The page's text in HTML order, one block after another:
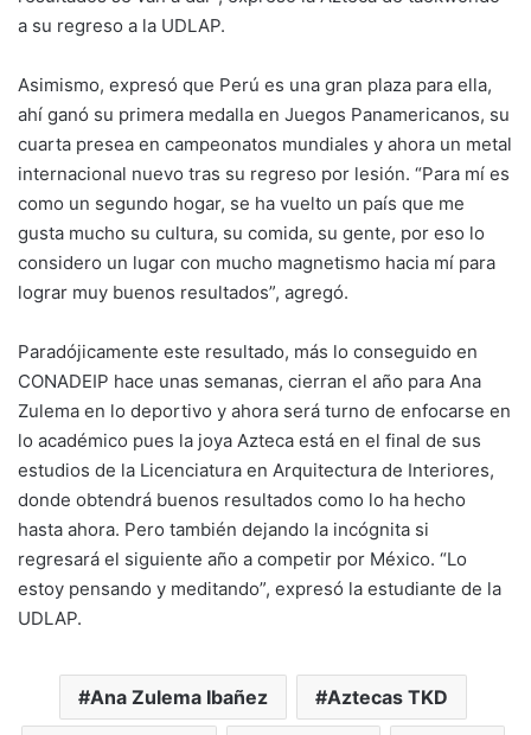
a su regreso a la UDLAP.
Asimismo, expresó que Perú es una gran plaza para ella,
ahí ganó su primera medalla en Juegos Panamericanos, su
cuarta presea en campeonatos mundiales y ahora un metal
internacional nuevo tras su regreso por lesión. “Para mí es
como un segundo hogar, se ha vuelto un país que me
gusta mucho su cultura, su comida, su gente, por eso lo
considero un lugar con mucho magnetismo hacia mí para
lograr muy buenos resultados”, agregó.
Paradójicamente este resultado, más lo conseguido en
CONADEIP hace unas semanas, cierran el año para Ana
Zulema en lo deportivo y ahora será turno de enfocarse en
lo académico pues la joya Azteca está en el final de sus
estudios de la Licenciatura en Arquitectura de Interiores,
donde obtendrá buenos resultados como lo ha hecho
hasta ahora. Pero también dejando la incógnita si
regresará el siguiente año a competir por México. “Lo
estoy pensando y meditando”, expresó la estudiante de la
UDLAP.
Ana Zulema Ibañez Aztecas TKD